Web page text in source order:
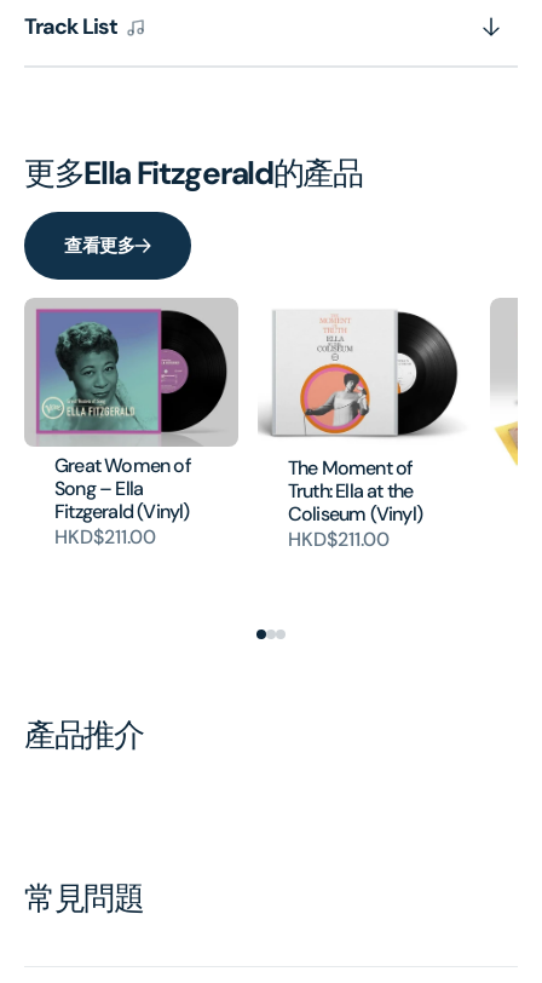
Track List
更多Ella Fitzgerald的產品
查看更多
Great Women of
Song – Ella
Fitzgerald (Vinyl)
HKD$211.00
The Moment of
Truth: Ella at the
Coliseum (Vinyl)
HKD$211.00
產品推介
常見問題